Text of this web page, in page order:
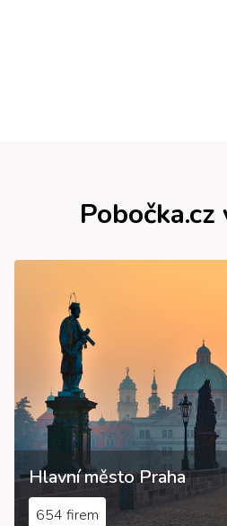
Hlavní město Praha
654 firem